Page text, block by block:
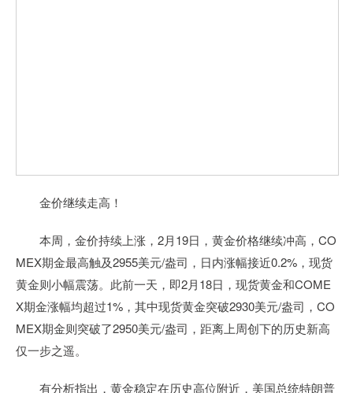
金价继续走高！
本周，金价持续上涨，2月19日，黄金价格继续冲高，CO
MEX期金最高触及2955美元/盎司，日内涨幅接近0.2%，现货
黄金则小幅震荡。此前一天，即2月18日，现货黄金和COME
X期金涨幅均超过1%，其中现货黄金突破2930美元/盎司，CO
MEX期金则突破了2950美元/盎司，距离上周创下的历史新高
仅一步之遥。
有分析指出，黄金稳定在历史高位附近，美国总统特朗普